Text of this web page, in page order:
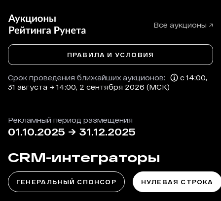
Все аукционы ↗
Срок проведения ближайших аукционов:
с 14:00,
31 августа → 14:00, 2 сентября 2026 (МСК)
ПРАВИЛА И УСЛОВИЯ
Рекламный период размещения
01.10.2025 → 31.12.2025
CRM-интеграторы
ГЕНЕРАЛЬНЫЙ СПОНСОР НУЛЕВАЯ СТРОКА